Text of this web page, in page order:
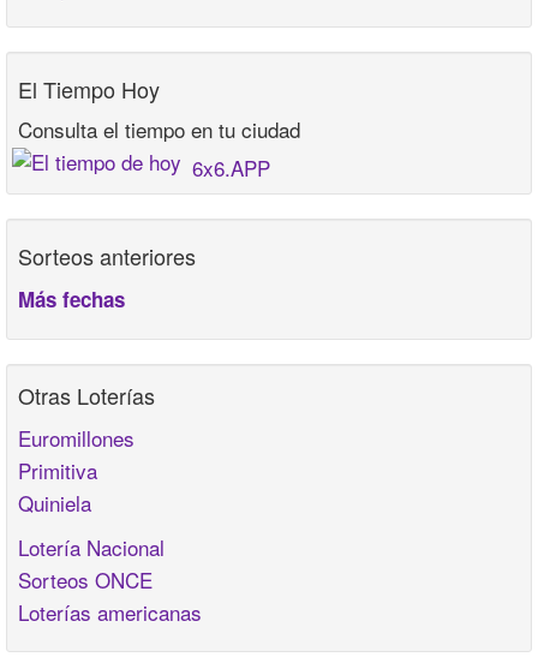
El Tiempo Hoy
Consulta el tiempo en tu ciudad
6x6.APP
Sorteos anteriores
Más fechas
Otras Loterías
Euromillones
Primitiva
Quiniela
Lotería Nacional
Sorteos ONCE
Loterías americanas